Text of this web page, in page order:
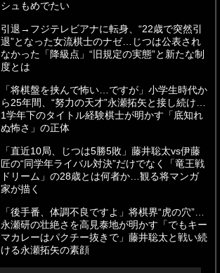
シュもめでたい
引退→フジテレビアナに転身、“22歳で突然引
退”となった女流棋士のナゼ…じつは公表され
なかった「降級点」“旧規定の実態”と新たな制
度とは
「将棋盤を挟んで怖い…ですが」小学生時代か
ら25年間、“努力の天才”永瀬拓矢と接し続け…
1学年下のタイトル経験棋士が明かす「底知れ
ぬ怖さ」の正体
「直近10局、じつは5勝5敗」藤井聡太vs伊藤
匠の“同学年ライバル対決”だけでなく「竜王戦
ドリーム」の28歳とは何者か…観る将マンガ
家が描く
「後手番、体調不良ですよ」将棋界“虎の穴”…
永瀬研の壮絶さを高見泰地が明かす「でもキー
マカレーはパクチー抜きで」藤井聡太と戦い続
ける永瀬拓矢の素顔